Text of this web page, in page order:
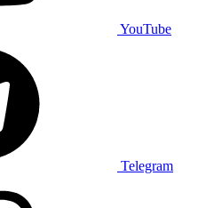
YouTube
Telegram